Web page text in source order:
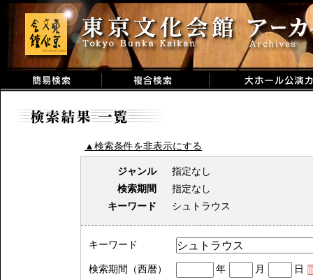
▲検索条件を非表示にする
ジャンル
指定なし
検索期間
指定なし
キーワード
シュトラウス
キーワード
検索期間（西暦） 年 月 日